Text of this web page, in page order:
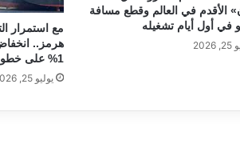
الأقدم في العالم وقطع مسافة
مع استمرار
هرمز..
1% على خطوط الشرق الأقصى
يوليو 25, 2026